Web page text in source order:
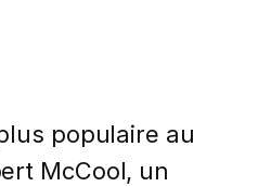
populaire au
McCool, un